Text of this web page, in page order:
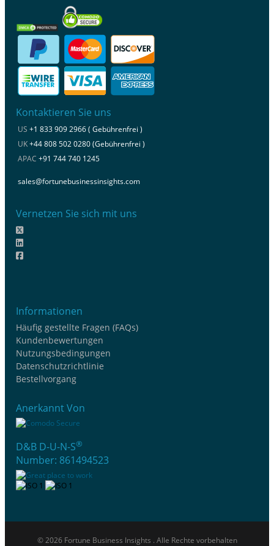
Kontaktieren Sie uns
US +1 833 909 2966 ( Gebührenfrei )
UK+44 808 502 0280 (Gebührenfrei )
APAC +91 744 740 1245
sales@fortunebusinessinsights.com
Vernetzen Sie sich mit uns
Informationen
Häufig gestellte Fragen (FAQs)
Kundenbewertungen
Nutzungsbedingungen
Datenschutzrichtlinie
Bestellvorgang
Anerkannt Von
D&B D-U-N-S®
Number: 861494523
© 2026 Fortune Business Insights . Alle Rechte vorbehalten